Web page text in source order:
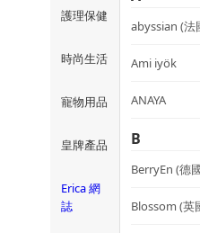
護理保健
時尚生活
寵物用品
皇牌產品
Erica 網
誌
abyssian (法
Ami iyök
ANAYA
B
BerryEn (德
Blossom (英